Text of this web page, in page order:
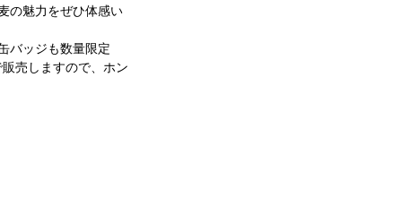
の魅力をぜひ体感い
バッジも数量限定
売しますので、ホン